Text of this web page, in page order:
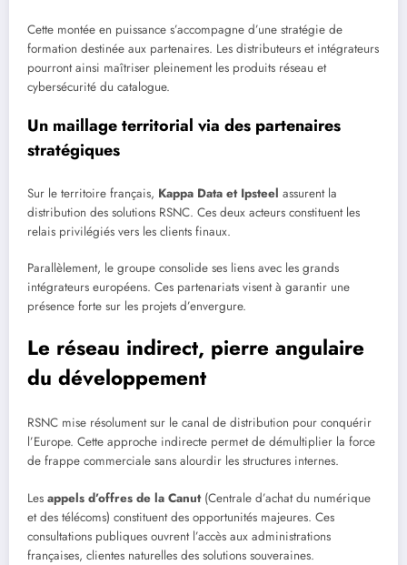
Cette montée en puissance s’accompagne d’une stratégie de
formation destinée aux partenaires. Les distributeurs et intégrateurs
pourront ainsi maîtriser pleinement les produits réseau et
cybersécurité du catalogue.
Un maillage territorial via des partenaires
stratégiques
Sur le territoire français, Kappa Data et Ipsteel assurent la
distribution des solutions RSNC. Ces deux acteurs constituent les
relais privilégiés vers les clients finaux.
Parallèlement, le groupe consolide ses liens avec les grands
intégrateurs européens. Ces partenariats visent à garantir une
présence forte sur les projets d’envergure.
Le réseau indirect, pierre angulaire
du développement
RSNC mise résolument sur le canal de distribution pour conquérir
l’Europe. Cette approche indirecte permet de démultiplier la force
de frappe commerciale sans alourdir les structures internes.
Les appels d’offres de la Canut(Centrale d’achat du numérique
et des télécoms) constituent des opportunités majeures. Ces
consultations publiques ouvrent l’accès aux administrations
françaises, clientes naturelles des solutions souveraines.